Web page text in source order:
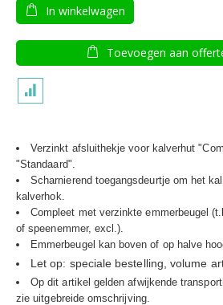
In winkelwagen
Toevoegen aan
Verzinkt afsluithekje voor kalverhut
"Standaard".
Scharnierend toegangsdeurtje om het
kalverhok.
Compleet met verzinkte emmerbeugel
of speenemmer, excl.).
Emmerbeugel kan boven of op halve
Let op: speciale bestelling, volume
Op dit artikel gelden afwijkende
zie uitgebreide omschrijving.